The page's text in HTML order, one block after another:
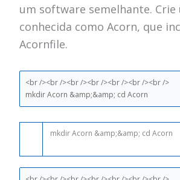
um software semelhante. Crie
conhecida como Acorn, que
Acornfile.
mkdirAcorn &amp;&amp; cd Acorn